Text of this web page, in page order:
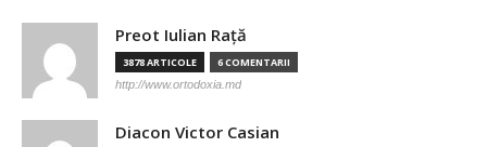
Preot Iulian Raţă
3878 ARTICOLE 6 COMENTARII
http://www.ortodoxia.md
Diacon Victor Casian